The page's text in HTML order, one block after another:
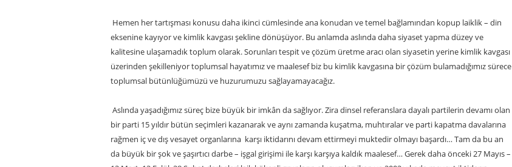
Hemen her tartışması konusu daha ikinci cümlesinde ana konudan ve temel bağlamından kopup laiklik – din
eksenine kayıyor ve kimlik kavgası şekline dönüşüyor. Bu anlamda aslında daha siyaset yapma düzey ve
kalitesine ulaşamadık toplum olarak. Sorunları tespit ve çözüm üretme aracı olan siyasetin yerine kimlik kavgası
üzerinden şekilleniyor toplumsal hayatımız ve maalesef biz bu kimlik kavgasına bir çözüm bulamadığımız sürece
toplumsal bütünlüğümüzü ve huzurumuzu sağlayamayacağız.
Aslında yaşadığımız süreç bize büyük bir imkân da sağlıyor. Zira dinsel referanslara dayalı partilerin devamı olan
bir parti 15 yıldır bütün seçimleri kazanarak ve aynı zamanda kuşatma, muhtıralar ve parti kapatma davalarına
rağmen iç ve dış vesayet organlarına karşı iktidarını devam ettirmeyi muktedir olmayı başardı… Tam da bu an
da büyük bir şok ve şaşırtıcı darbe – işgal girişimi ile karşı karşıya kaldık maalesef… Gerek daha önceki 27 Mayıs –